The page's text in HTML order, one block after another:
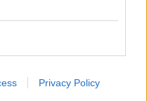
Privacy Policy